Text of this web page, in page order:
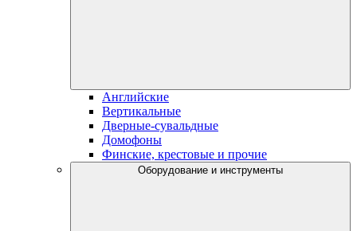
Английские
Вертикальные
Дверные-сувальдные
Домофоны
Финские, крестовые и прочие
Оборудование и инструменты